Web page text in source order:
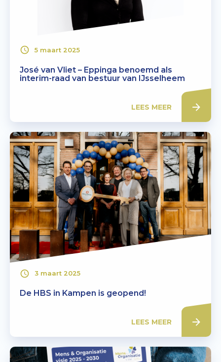
José van Vliet – Eppinga benoemd als
interim-raad van bestuur van IJsselheem
5 maart 2025
LEES MEER
De HBS in Kampen is geopend!
3 maart 2025
LEES MEER